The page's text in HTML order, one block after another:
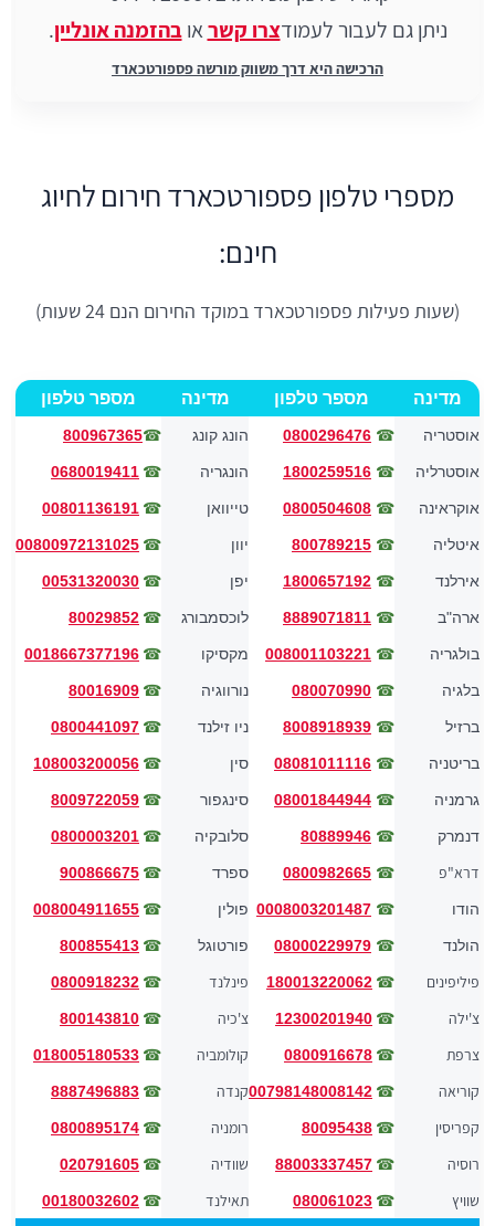
ניתן גם לעבור לעמודצרו קשראובהזמנה אונליין.
הרכישה היא דרך משווק מורשה פספורטכארד
מספרי טלפון פספורטכארד חירום לחיוג
חינם:
(שעות פעילות פספורטכארד במוקד החירום הנם 24 שעות)
מדינה מספר טלפון מדינה מספר טלפון
אוסטריה ☎
0800296476 הונג קונג ☎
800967365
אוסטרליה ☎
1800259516 הונגריה ☎
0680019411
אוקראינה ☎
0800504608 טייוואן ☎
00801136191
איטליה ☎
800789215 יוון ☎
00800972131025
אירלנד ☎
1800657192 יפן ☎
00531320030
ארה"ב ☎
8889071811 לוכסמבורג ☎
80029852
בולגריה ☎
008001103221 מקסיקו ☎
0018667377196
בלגיה ☎
080070990 נורווגיה ☎
80016909
ברזיל ☎
8008918939 ניו זילנד ☎
0800441097
בריטניה ☎
08081011116 סין ☎
108003200056
גרמניה ☎
08001844944 סינגפור ☎
8009722059
דנמרק ☎
80889946 סלובקיה ☎
0800003201
דרא"פ ☎
0800982665 ספרד ☎
900866675
הודו ☎
0008003201487 פולין ☎
008004911655
הולנד ☎
08000229979 פורטוגל ☎
800855413
פיליפינים ☎
180013220062 פינלנד ☎
0800918232
צ'ילה ☎
12300201940 צ'כיה ☎
800143810
צרפת ☎
0800916678 קולומביה ☎
018005180533
קוריאה ☎
00798148008142קנדה ☎
8887496883
קפריסין ☎
80095438 רומניה ☎
0800895174
רוסיה ☎
88003337457 שוודיה ☎
020791605
שוויץ ☎
080061023 תאילנד ☎
00180032602